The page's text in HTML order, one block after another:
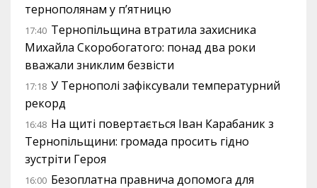
тернополянам у п’ятницю
17:40 Тернопільщина втратила захисника
Михайла Скоробогатого: понад два роки
вважали зниклим безвісти
17:18 У Тернополі зафіксували температурний
рекорд
16:48 На щиті повертається Іван Карабаник з
Тернопільщини: громада просить гідно
зустріти Героя
16:00 Безоплатна правнича допомога для